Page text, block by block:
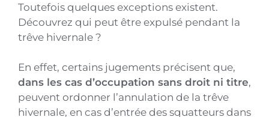
Toutefois quelques exceptions existent.
Découvrez qui peut être expulsé pendant la
trêve hivernale ?
En effet, certains jugements précisent que,
dans les cas d’occupation sans droit ni titre,
peuvent ordonner l’annulation de la trêve
hivernale, en cas d’entrée des squatteurs dans